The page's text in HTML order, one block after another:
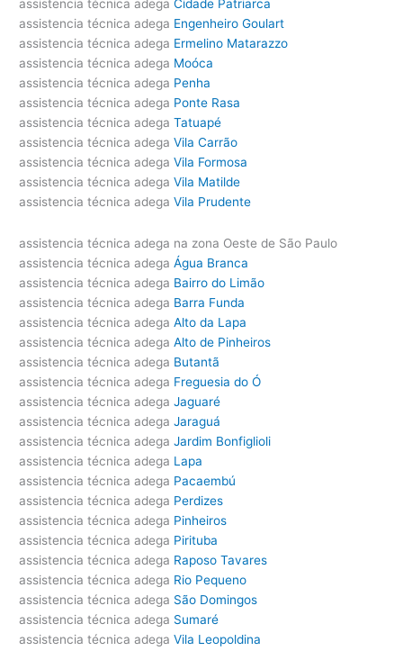
assistencia técnica adega Cidade Patriarca
assistencia técnica adega Engenheiro Goulart
assistencia técnica adega Ermelino Matarazzo
assistencia técnica adega Moóca
assistencia técnica adega Penha
assistencia técnica adega Ponte Rasa
assistencia técnica adega Tatuapé
assistencia técnica adega Vila Carrão
assistencia técnica adega Vila Formosa
assistencia técnica adega Vila Matilde
assistencia técnica adega Vila Prudente
assistencia técnica adega na zona Oeste de São Paulo
assistencia técnica adega Água Branca
assistencia técnica adega Bairro do Limão
assistencia técnica adega Barra Funda
assistencia técnica adega Alto da Lapa
assistencia técnica adega Alto de Pinheiros
assistencia técnica adega Butantã
assistencia técnica adega Freguesia do Ó
assistencia técnica adega Jaguaré
assistencia técnica adega Jaraguá
assistencia técnica adega Jardim Bonfiglioli
assistencia técnica adega Lapa
assistencia técnica adega Pacaembú
assistencia técnica adega Perdizes
assistencia técnica adega Pinheiros
assistencia técnica adega Pirituba
assistencia técnica adega Raposo Tavares
assistencia técnica adega Rio Pequeno
assistencia técnica adega São Domingos
assistencia técnica adega Sumaré
assistencia técnica adega Vila Leopoldina